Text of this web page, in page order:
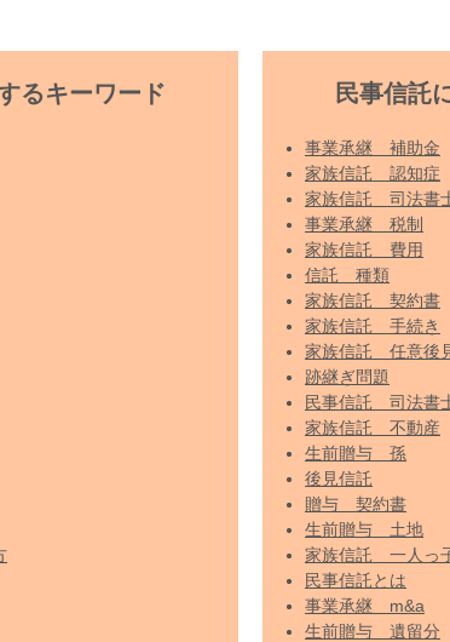
るキーワード 民事信託
事業承継 補助金
家族信託 認知症
家族信託 司法書
事業承継 税制
家族信託 費用
信託 種類
家族信託 契約書
家族信託 手続き
家族信託 任意後
跡継ぎ問題
民事信託 司法書
家族信託 不動産
生前贈与 孫
後見信託
贈与 契約書
生前贈与 土地
家族信託 一人っ
民事信託とは
事業承継 m&a
生前贈与 遺留分